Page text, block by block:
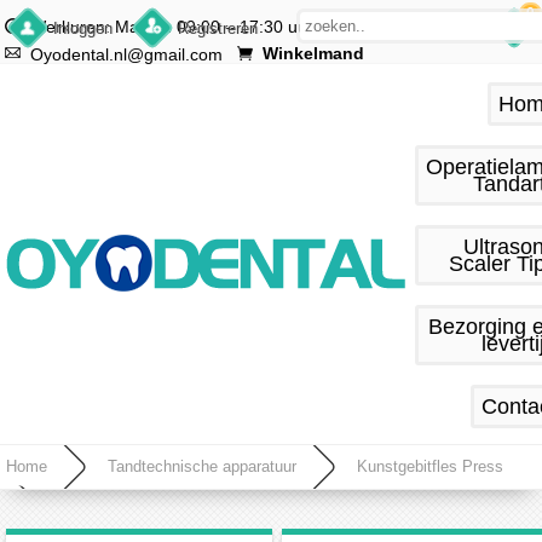
Inloggen Registreren
Werkuren: Ma.–vr. 09:00 – 17:30 uur
Oyodental.nl@gmail.com
Winkelmand
0
Scaler
Bezorging
Home Tandtechnische apparatuur Kunstgebitfles Press